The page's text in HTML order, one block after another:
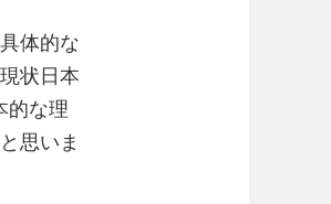
体的な
状日本
的な理
思いま